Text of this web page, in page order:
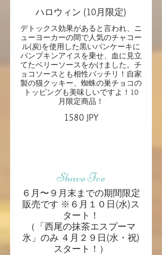
ハロウィン (10月限定)
デトックス効果があると言われ、ニ
ューヨーカーの間で人気のチャコー
ル(炭)を使用した黒いパンケーキに
パンプキンアイスを乗せ、血に見立
てたベリーソースをかけました。チ
ョコソースとも相性バッチリ！自家
製の猫クッキー、蜘蛛の巣チョコの
トッピングも美味しいですよ！10
月限定商品！
1580 JPY
Shave Ice
６月〜９月末までの期間限定
販売です ※６月１０日(水)ス
タート！
（「西尾の抹茶エスプーマ
氷」のみ ４月２９日(水・祝)
スタート！）